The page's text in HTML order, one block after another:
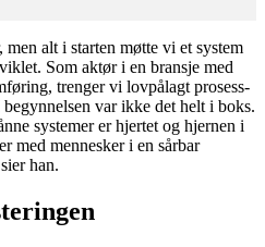
alt i starten møtte vi et system
Som aktør i en bransje med
trenger vi lovpålagt prosess-
var ikke det helt i boks.
systemer er hjertet og hjernen i
med mennesker i en sårbar
han.